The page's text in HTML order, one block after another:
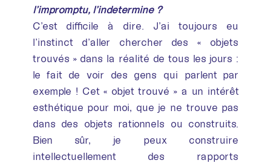
l’impromptu, l’indéterminé ?
C’est difficile à dire. J’ai toujours eu
l’instinct d’aller chercher des « objets
trouvés » dans la réalité de tous les jours :
le fait de voir des gens qui parlent par
exemple ! Cet « objet trouvé » a un intérêt
esthétique pour moi, que je ne trouve pas
dans des objets rationnels ou construits.
Bien sûr, je peux construire
intellectuellement des rapports